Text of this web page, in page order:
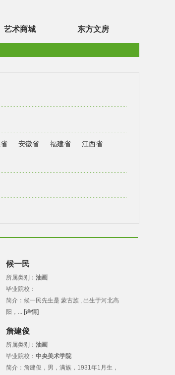
艺术商城 东方文房
安徽省 福建省
江西省
候一民
所属类别： 油画
毕业院校：
简介：候一民先生是 蒙古族 , 出生于河北高
阳，... [详情]
詹建俊
所属类别： 油画
毕业院校： 中央美术学院
简介：詹建俊，男，满族，1931年1月生，